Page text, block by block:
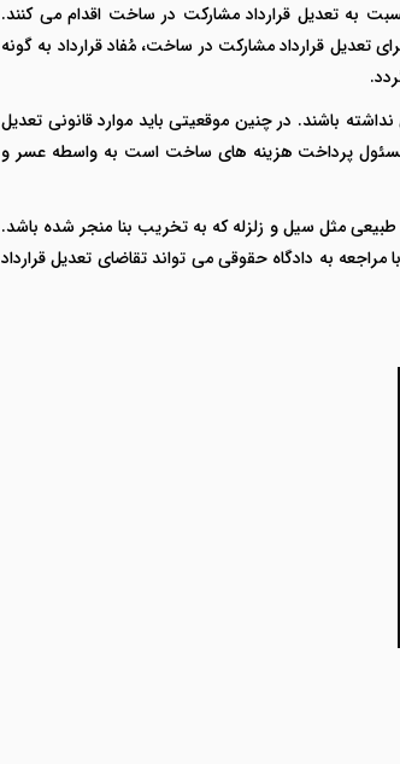
به تعدیل قرارداد مشارکت در ساخت اقدام می کنند.
قرارداد مشارکت در ساخت، مُفاد قرارداد به گونه
باشند. در چنین موقعیتی باید موارد قانونی تعدیل
مسئول پرداخت هزینه های ساخت است به واسطه عسر و
مثل سیل و زلزله که به تخریب بنا منجر شده باشد.
به دادگاه حقوقی می تواند تقاضای تعدیل قرارداد